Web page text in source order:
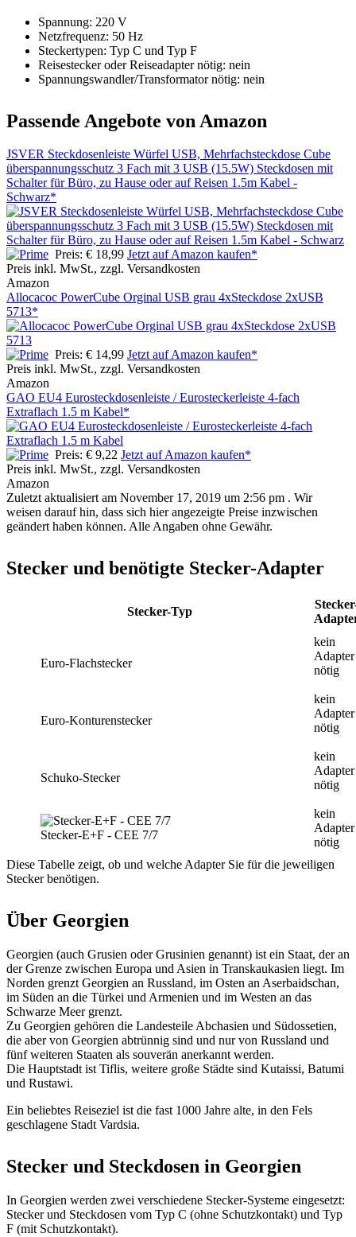
Spannung: 220 V
Netzfrequenz: 50 Hz
Steckertypen: Typ C und Typ F
Reisestecker oder Reiseadapter nötig: nein
Spannungswandler/Transformator nötig: nein
Passende Angebote von Amazon
JSVER Steckdosenleiste Würfel USB, Mehrfachsteckdose Cube
überspannungsschutz 3 Fach mit 3 USB (15.5W) Steckdosen mit
Schalter für Büro, zu Hause oder auf Reisen 1.5m Kabel -
Schwarz*
Preis: € 18,99 Jetzt auf Amazon kaufen*
Preis inkl. MwSt., zzgl. Versandkosten
Amazon
Allocacoc PowerCube Orginal USB grau 4xSteckdose 2xUSB
5713*
Preis: € 14,99 Jetzt auf Amazon kaufen*
Preis inkl. MwSt., zzgl. Versandkosten
Amazon
GAO EU4 Eurosteckdosenleiste / Eurosteckerleiste 4-fach
Extraflach 1.5 m Kabel*
Preis: € 9,22 Jetzt auf Amazon kaufen*
Preis inkl. MwSt., zzgl. Versandkosten
Amazon
Zuletzt aktualisiert am November 17, 2019 um 2:56 pm . Wir
weisen darauf hin, dass sich hier angezeigte Preise inzwischen
geändert haben können. Alle Angaben ohne Gewähr.
Stecker und benötigte Stecker-Adapter
Stecker-Typ
Euro-Flachstecker
kein
Adapter
nötig
Euro-Konturenstecker
kein
Adapter
nötig
Schuko-Stecker
kein
Adapter
nötig
Stecker-E+F - CEE 7/7
kein
Adapter
nötig
Diese Tabelle zeigt, ob und welche Adapter Sie für die jeweiligen
Stecker benötigen.
Über Georgien
Georgien (auch Grusien oder Grusinien genannt) ist ein Staat, der an
der Grenze zwischen Europa und Asien in Transkaukasien liegt. Im
Norden grenzt Georgien an Russland, im Osten an Aserbaidschan,
im Süden an die Türkei und Armenien und im Westen an das
Schwarze Meer grenzt.
Zu Georgien gehören die Landesteile Abchasien und Südossetien,
die aber von Georgien abtrünnig sind und nur von Russland und
fünf weiteren Staaten als souverän anerkannt werden.
Die Hauptstadt ist Tiflis, weitere große Städte sind Kutaissi, Batumi
und Rustawi.
Ein beliebtes Reiseziel ist die fast 1000 Jahre alte, in den Fels
geschlagene Stadt Vardsia.
Stecker und Steckdosen in Georgien
In Georgien werden zwei verschiedene Stecker-Systeme eingesetzt:
Stecker und Steckdosen vom Typ C (ohne Schutzkontakt) und Typ
F (mit Schutzkontakt).